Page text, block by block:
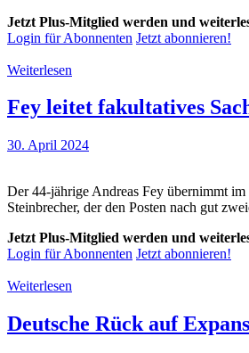
Jetzt Plus-Mitglied werden und
Login für Abonnenten Jetzt abonnieren!
Weiterlesen
Fey leitet fakultatives
30. April 2024
Der 44-jährige Andreas Fey übernimmt
Steinbrecher, der den Posten nach gut
Jetzt Plus-Mitglied werden und
Login für Abonnenten Jetzt abonnieren!
Weiterlesen
Deutsche Rück auf